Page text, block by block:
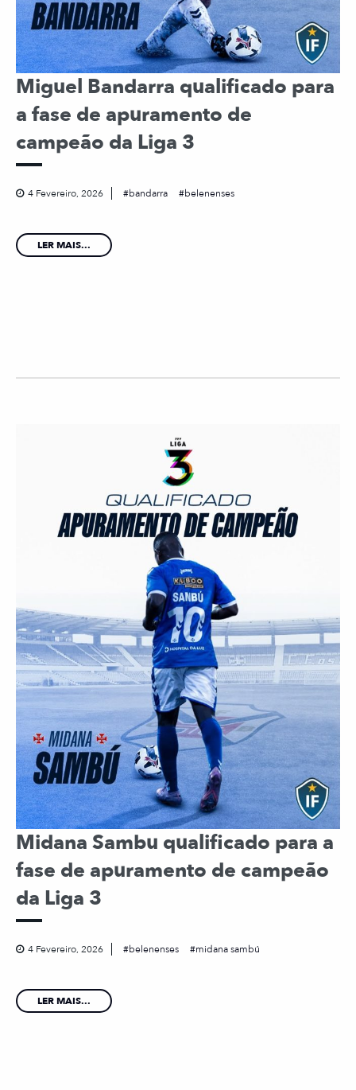
Miguel Bandarra qualificado para
a fase de apuramento de
campeão da Liga 3
4 Fevereiro, 2026 bandarra belenenses
LER MAIS...
Midana Sambu qualificado para a
fase de apuramento de campeão
da Liga 3
4 Fevereiro, 2026 belenenses midana sambú
LER MAIS...